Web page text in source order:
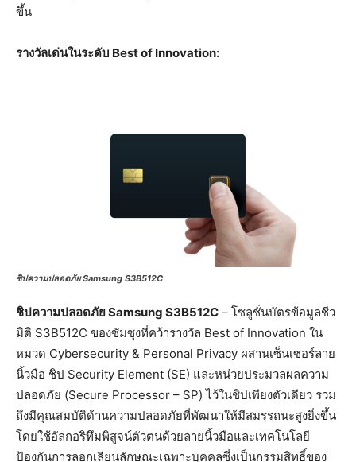
ขึ้น
รางวัลเด่นในระดับ Best of Innovation:
ชิปความปลอดภัย Samsung S3B512C
ชิปความปลอดภัยSamsung S3B512C – โซลูชั่นบัตรข้อมูลชีว
มิติ S3B512C ของซัมซุงที่คว้ารางวัล Best of Innovation ใน
หมวด Cybersecurity & Personal Privacy ผสานเซ็นเซอร์ลาย
นิ้วมือ ชิป Security Element (SE) และหน่วยประมวลผลความ
ปลอดภัย (Secure Processor – SP) ไว้ในชิปเพียงตัวเดียว รวม
ถึงมีคุณสมบัติด้านความปลอดภัยที่พัฒนาให้มีสมรรถนะสูงยิ่งขึ้น
โดยใช้อัลกอริทึมพิสูจน์ตัวตนด้วยลายนิ้วมือและเทคโนโลยี
ป้องกันการลอกเลียนลักษณะเฉพาะบุคคลซึ่งเป็นกรรมสิทธิ์ของ